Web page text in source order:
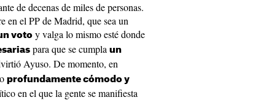
de decenas de miles de personas.
en el PP de Madrid, que sea un
voto y valga lo mismo esté donde
para que se cumpla un
Ayuso. De momento, en
profundamente cómodo y
en el que la gente se manifiesta